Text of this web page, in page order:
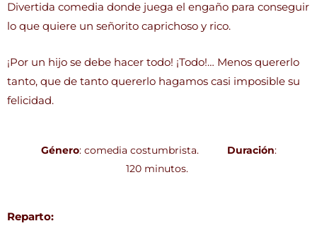
Divertida comedia donde juega el engaño para conseguir
lo que quiere un señorito caprichoso y rico.
¡Por un hijo se debe hacer todo! ¡Todo!… Menos quererlo
tanto, que de tanto quererlo hagamos casi imposible su
felicidad.
Género: comedia costumbrista. Duración:
120 minutos.
Reparto: